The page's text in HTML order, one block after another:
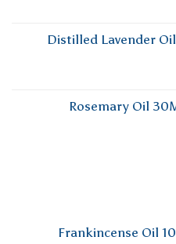
زيت اللافندر مقطر Distilled Lavender Oil